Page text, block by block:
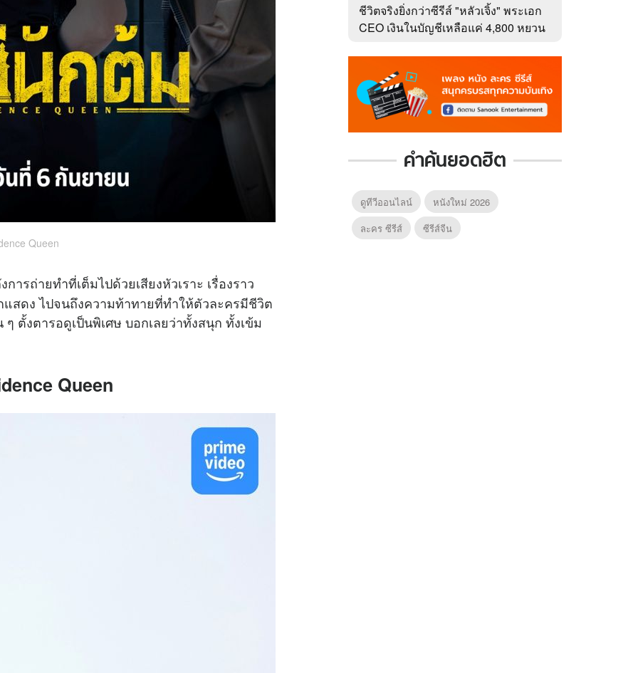
Queen
ารถ่ายทำที่เต็มไปด้วยเสียงหัวเราะ เรื่องราว
สดง ไปจนถึงความท้าทายที่ทำให้ตัวละครมีชีวิต
ตั้งตารอดูเป็นพิเศษ บอกเลยว่าทั้งสนุก ทั้งเข้ม
Queen
ชีวิตจริงยิ่งกว่าซีรีส์ "หลัวเจิ้ง" พระเอก
CEO เงินในบัญชีเหลือแค่ 4,800 หยวน
คำค้นยอดฮิต
ดูทีวีออนไลน์
หนังใหม่ 2026
ละคร ซีรีส์
ซีรีส์จีน